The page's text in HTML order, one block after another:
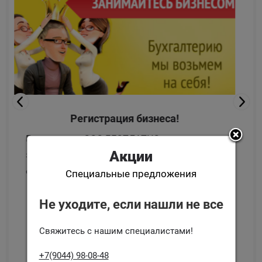
Регистрация бизнеса!
Регистрация ООО БЕСПЛАТНО-при оплате
за 2 месяца бухгалтерского
сопровождения!
Заказать со скидкой
Акции
Специальные предложения
Не уходите, если нашли не все
Свяжитесь с нашим специалистами!
+7(9044) 98-08-48